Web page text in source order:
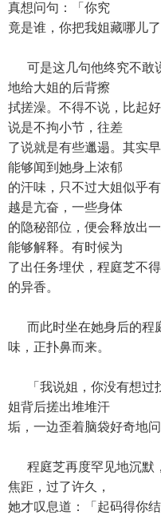
真想问句：「你究
竟是谁，你把我姐藏哪儿了
可是这几句他终究不敢
地给大姐的后背擦
拭搓澡。不得不说，比起
说是不拘小节，往差
了说就是有些邋遢。其实
能够闻到她身上浓郁
的汗味，只不过大姐似乎
越是亢奋，一些身体
的隐秘部位，便会释放出
能够解释。有时候为
了出任务埋伏，程庭芝不
的异香。
而此时坐在她身后的程
味，正扑鼻而来。
「我说姐，你没有想过
姐背后搓出堆堆汗
垢，一边歪着脑袋好奇地问
程庭芝再度罕见地沉默
焦距，过了许久，
她才叹息道：「起码得你